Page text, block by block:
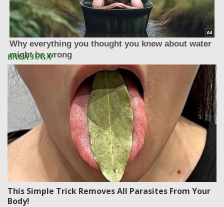
This Simple Trick Removes All Parasites From Your
Body!